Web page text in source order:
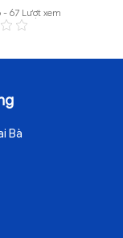
- 67 Lượt xem
Bà